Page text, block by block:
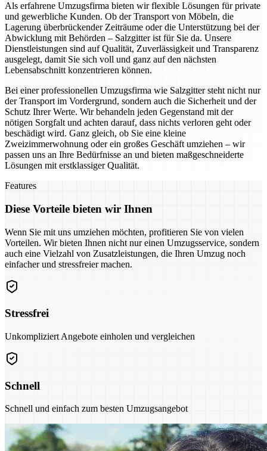
Als erfahrene Umzugsfirma bieten wir flexible Lösungen für private
und gewerbliche Kunden. Ob der Transport von Möbeln, die
Lagerung überbrückender Zeiträume oder die Unterstützung bei der
Abwicklung mit Behörden – Salzgitter ist für Sie da. Unsere
Dienstleistungen sind auf Qualität, Zuverlässigkeit und Transparenz
ausgelegt, damit Sie sich voll und ganz auf den nächsten
Lebensabschnitt konzentrieren können.
Bei einer professionellen Umzugsfirma wie Salzgitter steht nicht nur
der Transport im Vordergrund, sondern auch die Sicherheit und der
Schutz Ihrer Werte. Wir behandeln jeden Gegenstand mit der
nötigen Sorgfalt und achten darauf, dass nichts verloren geht oder
beschädigt wird. Ganz gleich, ob Sie eine kleine
Zweizimmerwohnung oder ein großes Geschäft umziehen – wir
passen uns an Ihre Bedürfnisse an und bieten maßgeschneiderte
Lösungen mit erstklassiger Qualität.
Features
Diese Vorteile bieten wir Ihnen
Wenn Sie mit uns umziehen möchten, profitieren Sie von vielen
Vorteilen. Wir bieten Ihnen nicht nur einen Umzugsservice, sondern
auch eine Vielzahl von Zusatzleistungen, die Ihren Umzug noch
einfacher und stressfreier machen.
Stressfrei
Unkompliziert Angebote einholen und vergleichen
Schnell
Schnell und einfach zum besten Umzugsangebot